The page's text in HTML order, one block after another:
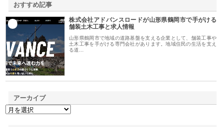
おすすめ記事
株式会社アドバンスロードが山形県鶴岡市で手がける
舗装土木工事と求人情報
山形県鶴岡市で地域の道路基盤を支える企業として、舗装工事や
土木工事を手がける専門会社があります。地域住民の生活を支え
る道…
アーカイブ